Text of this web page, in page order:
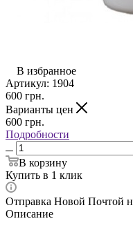
В избранное
Артикул: 1904
600 грн.
Варианты цен
600 грн.
Подробности
В корзину
Купить в 1 клик
Отправка Новой Почтой
Описание